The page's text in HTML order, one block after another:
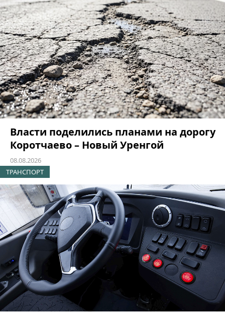
Власти поделились планами на дорогу
Коротчаево – Новый Уренгой
08.08.2026
ТРАНСПОРТ